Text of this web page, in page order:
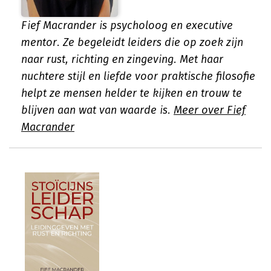
Fief Macrander is psycholoog en executive
mentor. Ze begeleidt leiders die op zoek zijn
naar rust, richting en zingeving. Met haar
nuchtere stijl en liefde voor praktische filosofie
helpt ze mensen helder te kijken en trouw te
blijven aan wat van waarde is. Meer over Fief
Macrander